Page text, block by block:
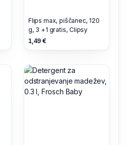
Flips max, piščanec, 120
g, 3 +1 gratis, Clipsy
1,49 €